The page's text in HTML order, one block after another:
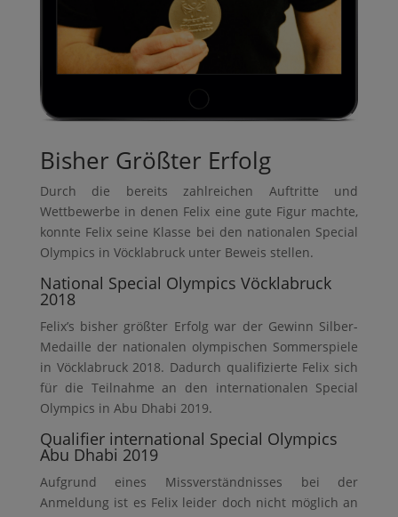
Bisher Größter Erfolg
Durch die bereits zahlreichen Auftritte und
Wettbewerbe in denen Felix eine gute Figur machte,
konnte Felix seine Klasse bei den nationalen Special
Olympics in Vöcklabruck unter Beweis stellen.
National Special Olympics Vöcklabruck
2018
Felix’s bisher größter Erfolg war der Gewinn Silber-
Medaille der nationalen olympischen Sommerspiele
in Vöcklabruck 2018. Dadurch qualifizierte Felix sich
für die Teilnahme an den internationalen Special
Olympics in Abu Dhabi 2019.
Qualifier international Special Olympics
Abu Dhabi 2019
Aufgrund eines Missverständnisses bei der
Anmeldung ist es Felix leider doch nicht möglich an